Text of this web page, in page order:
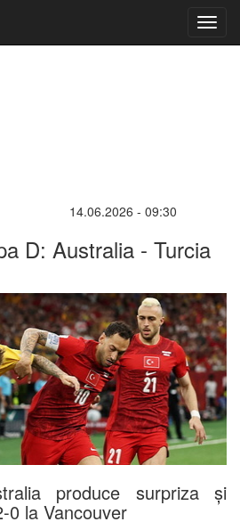
14.06.2026 - 09:30
D: Australia - Turcia
produce surpriza și
0 la Vancouver